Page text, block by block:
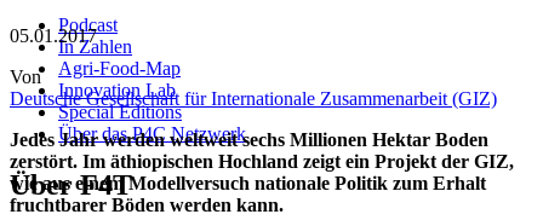
Podcast
In Zahlen
Agri-Food-Map
Innovation Lab
Special Editions
Über das P4C Netzwerk
Über F4T
05.01.2017
Von
Deutsche Gesellschaft für Internationale Zusammenarbeit (GIZ)
Jedes Jahr werden weltweit sechs Millionen Hektar Boden
zerstört. Im äthiopischen Hochland zeigt ein Projekt der GIZ,
wie aus einem Modellversuch nationale Politik zum Erhalt
fruchtbarer Böden werden kann.